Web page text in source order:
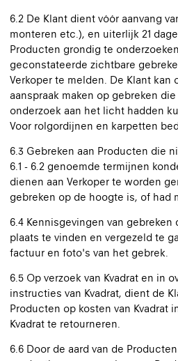
6.2 De Klant dient vóór aanvang
monteren etc.), en uiterlijk 21
Producten grondig te
geconstateerde zichtbare
Verkoper te melden. De Klant
aanspraak maken op gebreken
onderzoek aan het licht hadden
Voor rolgordijnen en karpetten
6.3 Gebreken aan Producten die
6.1 - 6.2 genoemde termijnen
dienen aan Verkoper te worden
gebreken op de hoogte is, of had
6.4 Kennisgevingen van
plaats te vinden en vergezeld te
factuur en foto's van het gebrek.
6.5 Op verzoek van Kvadrat en in
instructies van Kvadrat, dient de
Producten op kosten van Kvadrat
Kvadrat te retourneren.
6.6 Door de aard van de